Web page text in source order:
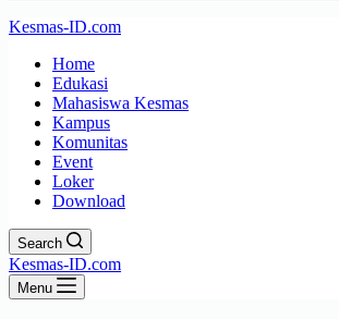
Kesmas-ID.com
Home
Edukasi
Mahasiswa Kesmas
Kampus
Komunitas
Event
Loker
Download
Search
Kesmas-ID.com
Menu